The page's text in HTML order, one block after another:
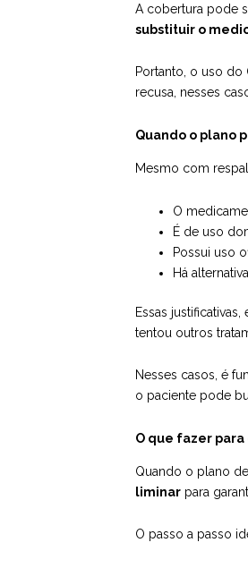
A cobertura pode
substituir o
Portanto, o uso
recusa, nesses
Quando o plano
Mesmo com
O
É de uso
Possui uso
Há
Essas
tentou outros
Nesses casos, é
o paciente pode
O que fazer
Quando o plano
liminarpara
O passo a passo